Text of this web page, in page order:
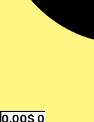
0.00$ 0